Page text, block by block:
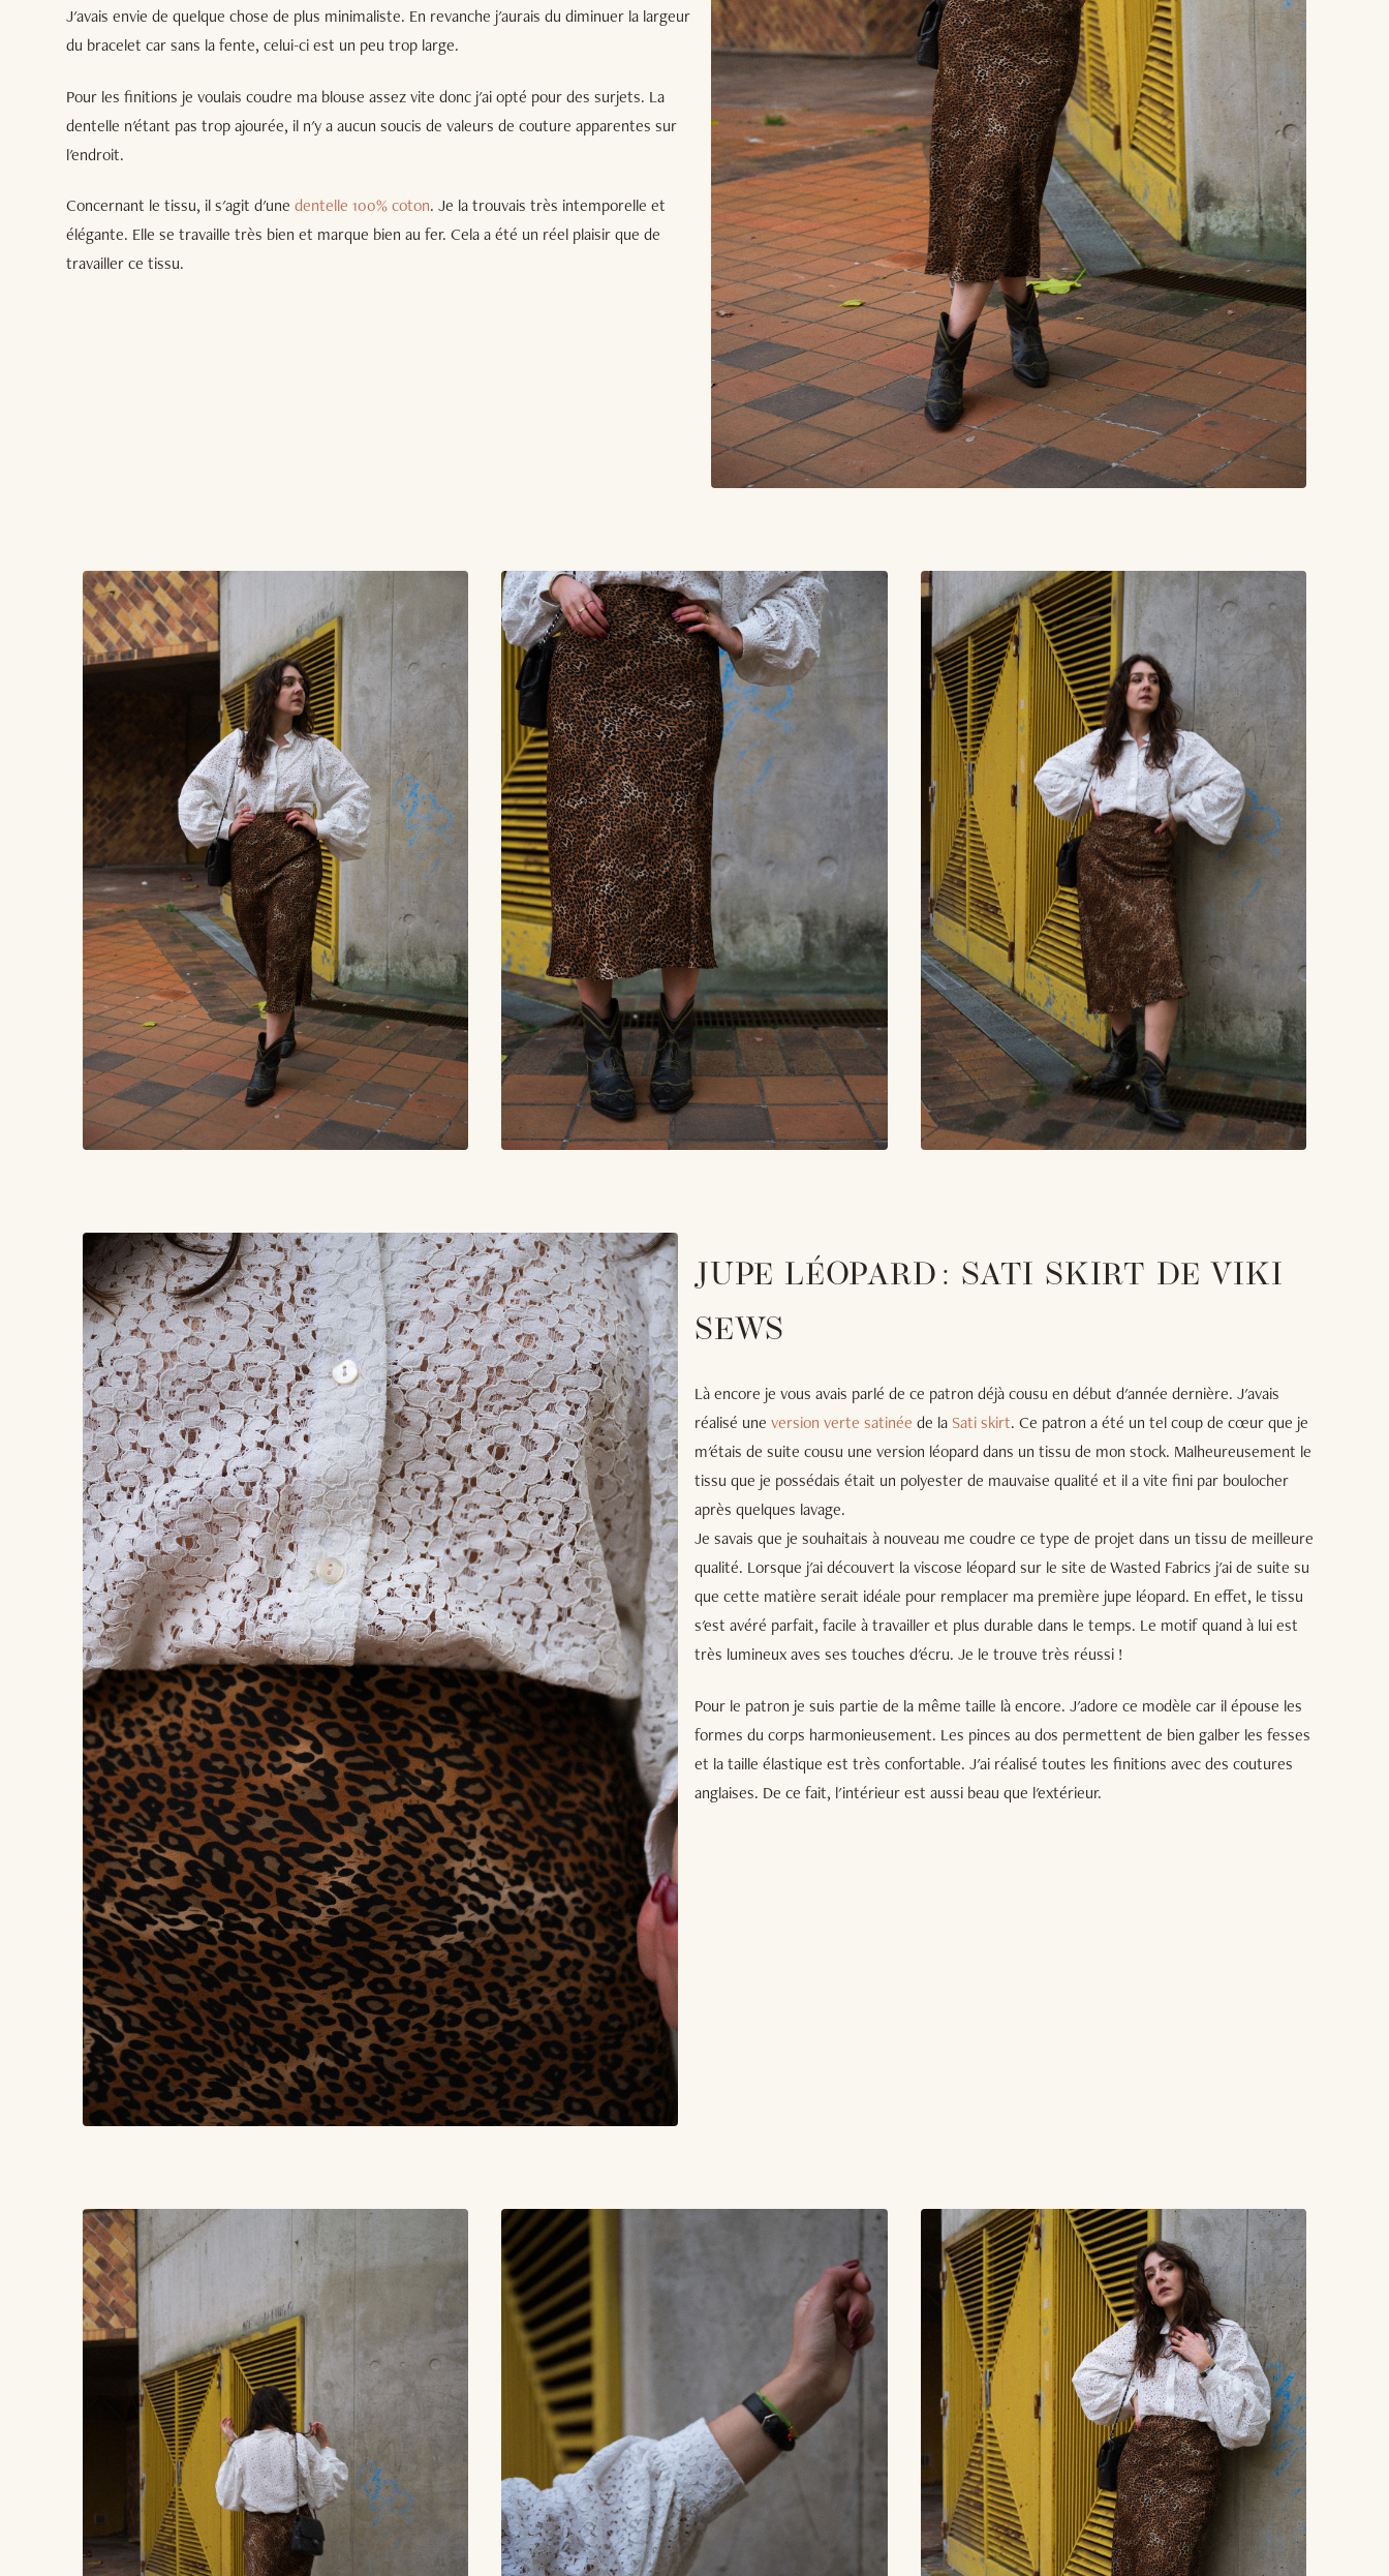
J'avais envie de quelque chose de plus minimaliste. En revanche j'aurais du diminuer la largeur
du bracelet car sans la fente, celui-ci est un peu trop large.
Pour les finitions je voulais coudre ma blouse assez vite donc j'ai opté pour des surjets. La
dentelle n'étant pas trop ajourée, il n'y a aucun soucis de valeurs de couture apparentes sur
l'endroit.
Concernant le tissu, il s'agit d'une dentelle 100% coton. Je la trouvais très intemporelle et
élégante. Elle se travaille très bien et marque bien au fer. Cela a été un réel plaisir que de
travailler ce tissu.
JUPE LÉOPARD : SATI SKIRT DE VIKI
SEWS
Là encore je vous avais parlé de ce patron déjà cousu en début d'année dernière. J'avais
réalisé une version verte satinée de laSati skirt. Ce patron a été un tel coup de cœur que je
m'étais de suite cousu une version léopard dans un tissu de mon stock. Malheureusement le
tissu que je possédais était un polyester de mauvaise qualité et il a vite fini par boulocher
après quelques lavage.
Je savais que je souhaitais à nouveau me coudre ce type de projet dans un tissu de meilleure
qualité. Lorsque j'ai découvert la viscose léopard sur le site de Wasted Fabrics j'ai de suite su
que cette matière serait idéale pour remplacer ma première jupe léopard. En effet, le tissu
s'est avéré parfait, facile à travailler et plus durable dans le temps. Le motif quand à lui est
très lumineux aves ses touches d'écru. Je le trouve très réussi !
Pour le patron je suis partie de la même taille là encore. J'adore ce modèle car il épouse les
formes du corps harmonieusement. Les pinces au dos permettent de bien galber les fesses
et la taille élastique est très confortable. J'ai réalisé toutes les finitions avec des coutures
anglaises. De ce fait, l'intérieur est aussi beau que l'extérieur.